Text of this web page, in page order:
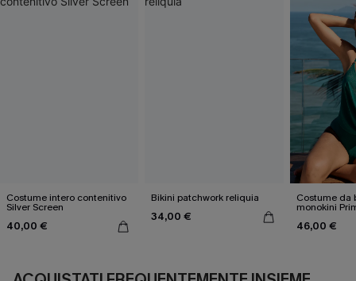
Costume intero contenitivo
Silver Screen
40,00 €
Bikini patchwork reliquia
34,00 €
Costume da
monokini
46,00 €